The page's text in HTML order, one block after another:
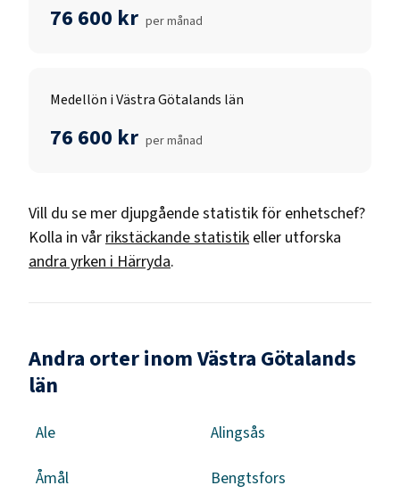
76 600 kr per månad
Medellön i Västra Götalands län
76 600 kr per månad
Vill du se mer djupgående statistik för enhetschef?
Kolla in vår rikstäckande statistik eller utforska
andra yrken i Härryda.
Andra orter inom Västra Götalands
län
Ale Alingsås
Åmål Bengtsfors